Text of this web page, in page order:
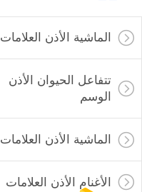
الماشية الأذن العلامات
تتفاعل الحيوان الأذن
الوسم
الماشية الأذن العلامات
الأغنام الأذن العلامات